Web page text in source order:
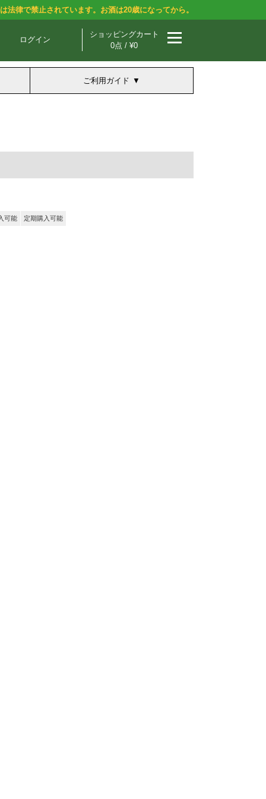
法律で禁止されています。お酒は20歳になってから。
ログイン
ショッピングカート
0点 / ¥0
ご利用ガイド
可能 定期購入可能